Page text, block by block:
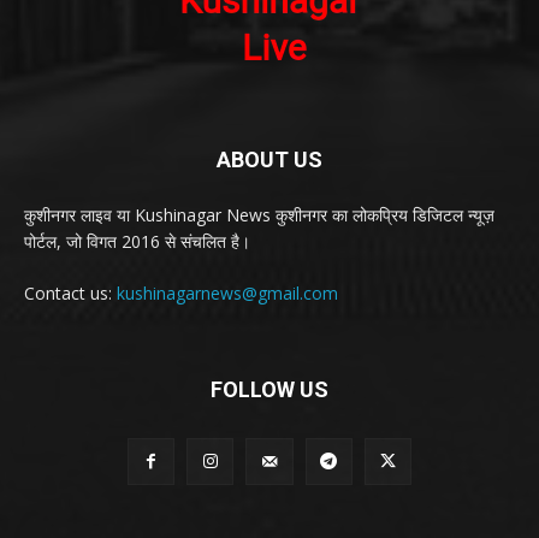
ABOUT US
कुशीनगर लाइव या Kushinagar News कुशीनगर का लोकप्रिय डिजिटल न्यूज़
पोर्टल, जो विगत 2016 से संचलित है।
Contact us: kushinagarnews@gmail.com
FOLLOW US